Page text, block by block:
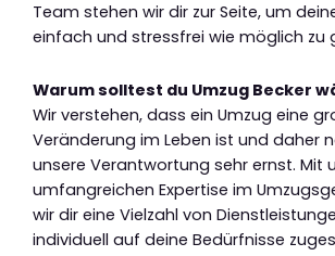
Team stehen wir dir zur Seite, um
einfach und stressfrei wie möglich zu
Warum solltest du Umzug Becker
Wir verstehen, dass ein Umzug eine
Veränderung im Leben ist und daher
unsere Verantwortung sehr ernst. Mit
umfangreichen Expertise im
wir dir eine Vielzahl von
individuell auf deine Bedürfnisse